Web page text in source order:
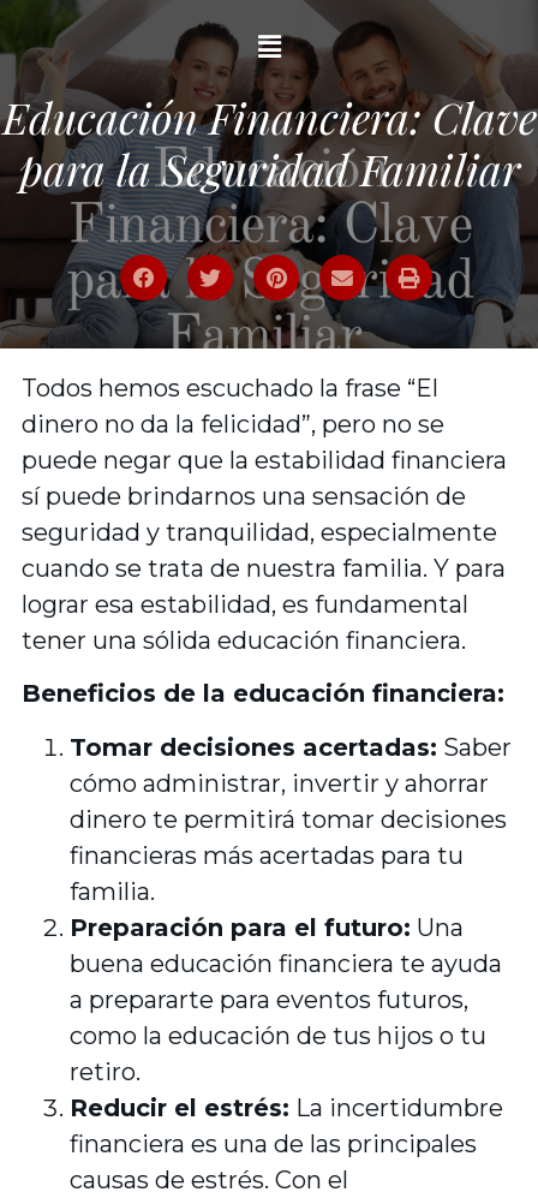
Educación Financiera: Clave
para la Seguridad Familiar
Todos hemos escuchado la frase “El
dinero no da la felicidad”, pero no se
puede negar que la estabilidad financiera
sí puede brindarnos una sensación de
seguridad y tranquilidad, especialmente
cuando se trata de nuestra familia. Y para
lograr esa estabilidad, es fundamental
tener una sólida educación financiera.
Beneficios de la educación financiera:
Tomar decisiones acertadas: Saber
cómo administrar, invertir y ahorrar
dinero te permitirá tomar decisiones
financieras más acertadas para tu
familia.
Preparación para el futuro: Una
buena educación financiera te ayuda
a prepararte para eventos futuros,
como la educación de tus hijos o tu
retiro.
Reducir el estrés: La incertidumbre
financiera es una de las principales
causas de estrés. Con el